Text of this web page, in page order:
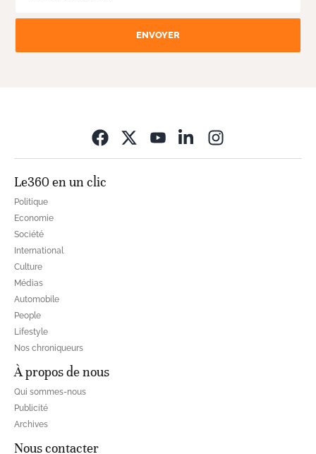
ENVOYER
Le360 en un clic
Politique
Economie
Société
International
Culture
Médias
Automobile
People
Lifestyle
Nos chroniqueurs
À propos de nous
Qui sommes-nous
Publicité
Archives
Nous contacter